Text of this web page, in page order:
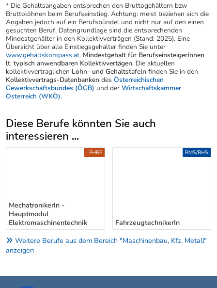
* Die Gehaltsangaben entsprechen den Bruttogehältern bzw
Bruttolöhnen beim Berufseinstieg. Achtung: meist beziehen sich die
Angaben jedoch auf ein Berufsbündel und nicht nur auf den einen
gesuchten Beruf. Datengrundlage sind die entsprechenden
Mindestgehälter in den Kollektivverträgen (Stand: 2025). Eine
Übersicht über alle Einstiegsgehälter finden Sie unter
www.gehaltskompass.at. Mindestgehalt für BerufseinsteigerInnen
lt. typisch anwendbaren Kollektivvertägen. Die aktuellen
kollektivvertraglichen Lohn- und Gehaltstafeln finden Sie in den
Kollektivvertrags-Datenbanken des Österreichischen
Gewerkschaftsbundes (ÖGB) und der Wirtschaftskammer
Österreich (WKÖ).
Diese Berufe könnten Sie auch
interessieren ...
Uber weitere Berufsvorschläge
MechatronikerIn -
Hauptmodul
Elektromaschinentechnik
LEHRE
FahrzeugtechnikerIn
BMS/BHS
Weitere Berufe aus dem Bereich "Maschinenbau, Kfz, Metall"
anzeigen